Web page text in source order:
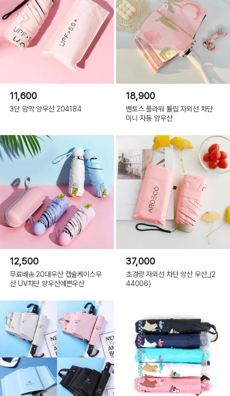
11,600
3단 암막 양우산 204184
18,900
벤토스 플라워 튤립 자외선 차단
미니 자동 양우산
12,500
무료배송 20대우산 캡슐케이스우
산 UV차단 양우산예쁜우산
37,000
초경량 자외선 차단 양산 우산_(2
44006)